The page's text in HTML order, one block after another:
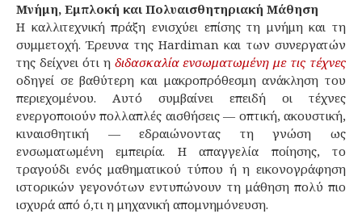
Μνήμη, Εμπλοκή και Πολυαισθητηριακή Μάθηση
Η καλλιτεχνική πράξη ενισχύει επίσης τη μνήμη και τη
συμμετοχή. Έρευνα της Hardiman και των συνεργατών
της δείχνει ότι η διδασκαλία ενσωματωμένη με τις τέχνες
οδηγεί σε βαθύτερη και μακροπρόθεσμη ανάκληση του
περιεχομένου. Αυτό συμβαίνει επειδή οι τέχνες
ενεργοποιούν πολλαπλές αισθήσεις — οπτική, ακουστική,
κιναισθητική — εδραιώνοντας τη γνώση ως
ενσωματωμένη εμπειρία. Η απαγγελία ποίησης, το
τραγούδι ενός μαθηματικού τύπου ή η εικονογράφηση
ιστορικών γεγονότων εντυπώνουν τη μάθηση πολύ πιο
ισχυρά από ό,τι η μηχανική απομνημόνευση.